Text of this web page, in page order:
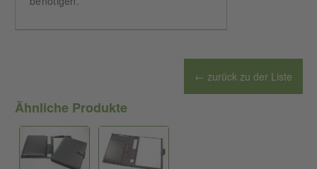
← zurück zu der Liste
Ähnliche Produkte